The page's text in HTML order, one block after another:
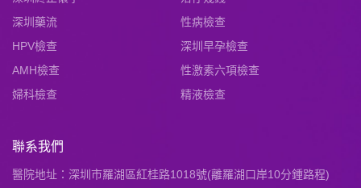
深圳藥流
性病檢查
HPV檢查
深圳早孕檢查
AMH檢查
性激素六項檢查
婦科檢查
精液檢查
聯系我們
醫院地址：深圳市羅湖區紅桂路1018號(離羅湖口岸10分鍾路程)